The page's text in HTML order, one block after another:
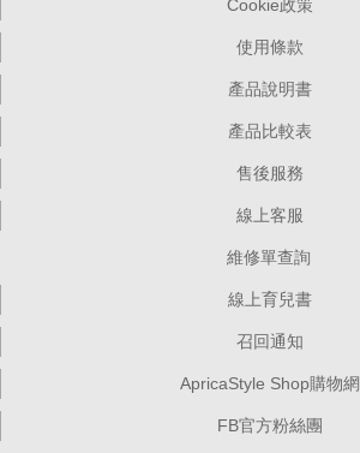
Cookie政策
使用條款
產品說明書
產品比較表
售後服務
線上客服
維修單查詢
線上育兒書
召回通知
ApricaStyle Shop購物網
FB官方粉絲團